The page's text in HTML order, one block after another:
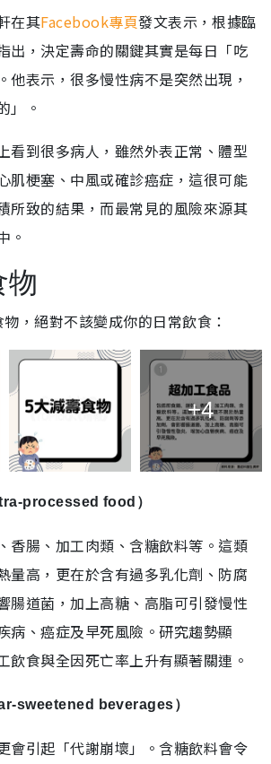
在其Facebook專頁發文表示，根據臨
出，決定壽命的關鍵其實是每日「吃
他表示，很多慢性病不是突然出現，
」。
看到很多病人，雖然外表正常、體型
肌梗塞、中風或確診癌症，這很可能
所致的結果，而最常見的風險來源其
。
物
，絕對不該變成你的日常飲食：
+4
processed food）
香腸、加工肉類、含糖飲料等。這類
量高，更在於含有過多乳化劑、防腐
腸道菌，加上高糖、高脂可引發慢性
病、癌症及早死風險。研究趨勢顯
飲食與全因死亡率上升有顯著關連。
sweetened beverages）
會引起「代謝崩壞」。含糖飲料會令